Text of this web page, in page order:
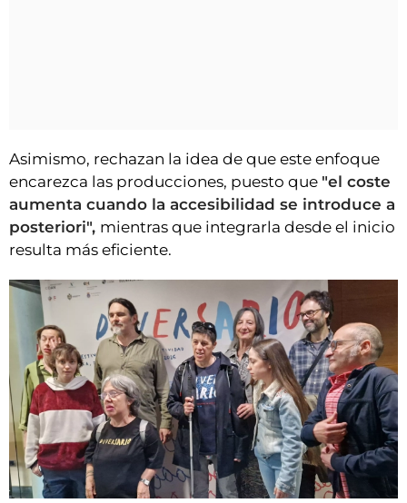
Asimismo, rechazan la idea de que este enfoque
encarezca las producciones, puesto que "el coste
aumenta cuando la accesibilidad se introduce a
posteriori", mientras que integrarla desde el inicio
resulta más eficiente.